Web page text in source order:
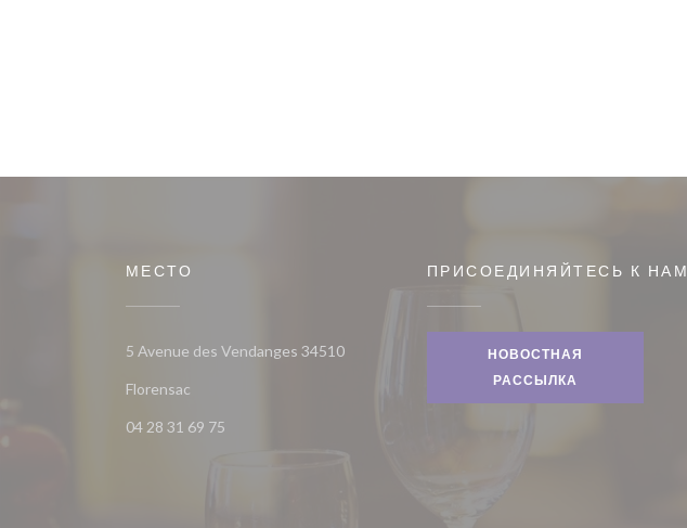
МЕСТО
5 Avenue des Vendanges 34510
Florensac((открывается в новом окне))
04 28 31 69 75
ПРИСОЕДИНЯЙТЕСЬ К НАМ
НОВОСТНАЯ
РАССЫЛКА